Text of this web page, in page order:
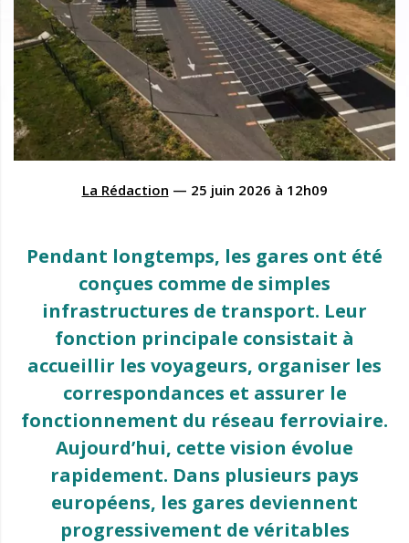
La Rédaction — 25 juin 2026 à 12h09
Pendant longtemps, les gares ont été
conçues comme de simples
infrastructures de transport. Leur
fonction principale consistait à
accueillir les voyageurs, organiser les
correspondances et assurer le
fonctionnement du réseau ferroviaire.
Aujourd’hui, cette vision évolue
rapidement. Dans plusieurs pays
européens, les gares deviennent
progressivement de véritables